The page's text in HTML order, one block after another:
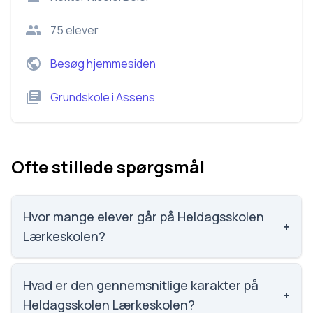
75elever
Besøg hjemmesiden
GrundskoleiAssens
Ofte stillede spørgsmål
Hvor mange elever går på Heldagsskolen
Lærkeskolen?
+
Heldagsskolen Lærkeskolen har 75 elever, hvilket
gør den til nummer 2019 ud af 3143 skoler.
Hvad er den gennemsnitlige karakter på
Heldagsskolen Lærkeskolen?
+